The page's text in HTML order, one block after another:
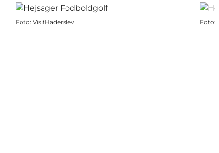
Foto: VisitHaderslev Foto: